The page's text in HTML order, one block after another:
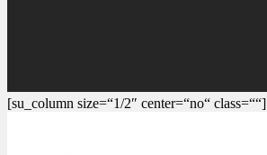
[su_column size=“1/2″ center=“no“ class=““]